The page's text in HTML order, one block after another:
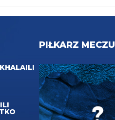
PIŁKARZ MECZU